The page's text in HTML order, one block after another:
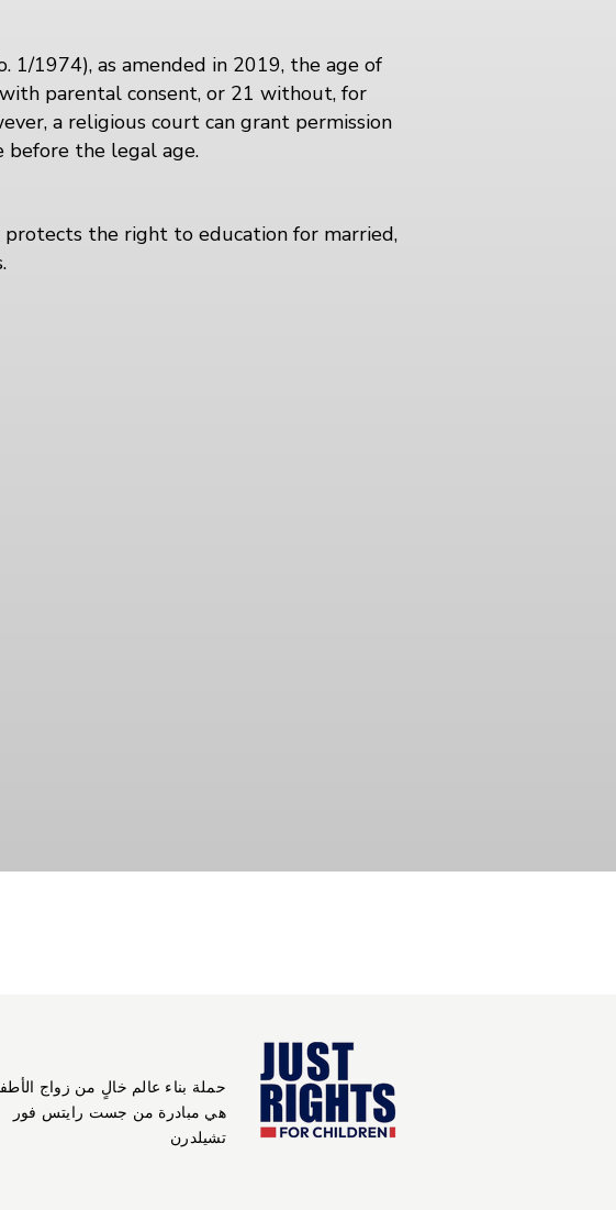
1/1974), as amended in 2019, the age of
parental consent, or 21 without, for
a religious court can grant permission
before the legal age.
the right to education for married,
حملة بناء عالم خالٍ من زواج
هي مبادرة من جست رايتس فور
تشيلدرن